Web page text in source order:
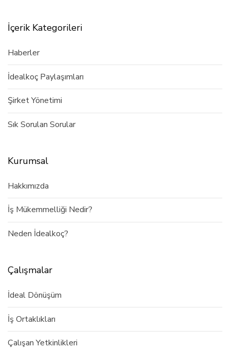
İçerik Kategorileri
Haberler
İdealkoç Paylaşımları
Şirket Yönetimi
Sık Sorulan Sorular
Kurumsal
Hakkımızda
İş Mükemmelliği Nedir?
Neden İdealkoç?
Çalışmalar
İdeal Dönüşüm
İş Ortaklıkları
Çalışan Yetkinlikleri